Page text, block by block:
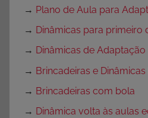
→ Plano de Aula para
→ Dinâmicas para primeiro
→ Dinâmicas de Adaptação
→ Brincadeiras e Dinâmicas
→ Brincadeiras com bola
→ Dinâmica volta às aulas